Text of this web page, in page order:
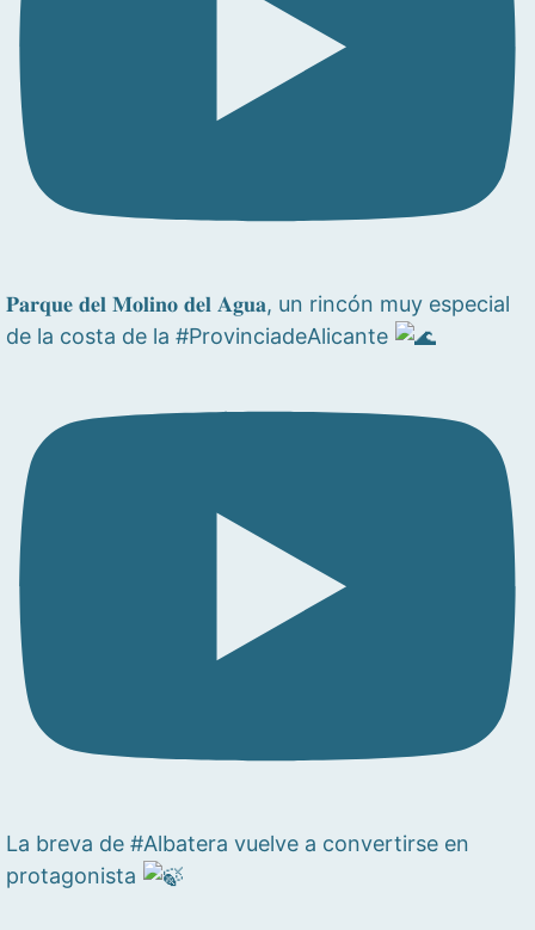
𝐏𝐚𝐫𝐪𝐮𝐞 𝐝𝐞𝐥 𝐌𝐨𝐥𝐢𝐧𝐨 𝐝𝐞𝐥 𝐀𝐠𝐮𝐚, un rincón muy especial
de la costa de la #ProvinciadeAlicante
La breva de #Albatera vuelve a convertirse en
protagonista